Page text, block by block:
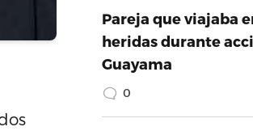
Pareja que viajaba
heridas durante
Guayama
0